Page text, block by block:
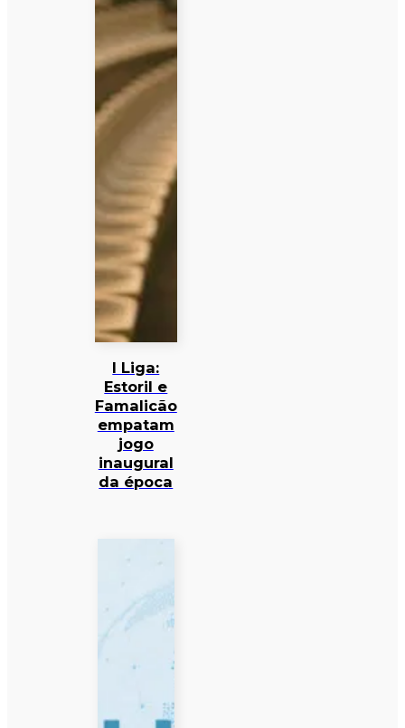
I Liga:
Estoril e
Famalicão
empatam
jogo
inaugural
da época